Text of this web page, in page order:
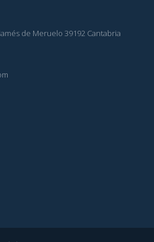
de Meruelo 39192 Cantabria